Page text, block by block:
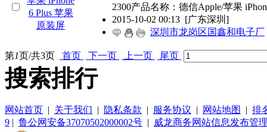
2300产品名称：德信Apple/苹果
2015-10-02 00:13 [广东深圳]
深圳市龙岗区国鑫和电子厂
第1页/共3页 首页 下一页 上一页 尾页
搜索排行
网站首页 | 关于我们 | 隐私条款 | 服务协议 | 网站地图 | 排
9 | 鲁公网安备37070502000002号 | 威龙商务网站信息发布管